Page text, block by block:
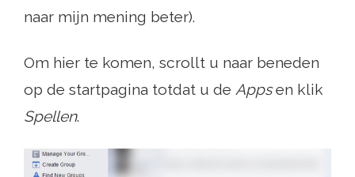
naar mijn mening beter).
Om hier te komen, scrollt u naar beneden
op de startpagina totdat u de Appsen klik
Spellen.